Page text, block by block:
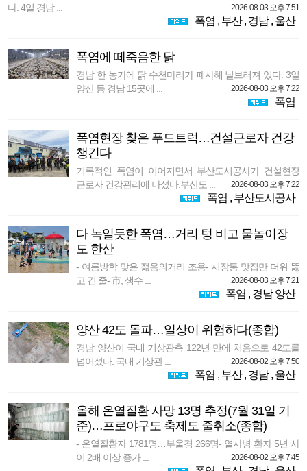
다. 4일 경남 ...
2026-08-03 오후 7:51
폭염 , 부산, 경남, 울산
폭염에 떼죽음한 닭
경남 한 농가에 닭 수천마리가 폐사해 널브러져 있다. 3일
양산 등 경남 15곳에 ...
2026-08-03 오후 7:22
폭염
폭염현장 찾은 푸드트럭…건설근로자 건강
챙긴다
기록적인 폭염이 이어지면서 부산도시공사가 건설현장
근로자 건강관리에 나섰다.부산도 ...
2026-08-03 오후 7:22
폭염 , 부산도시공사
다 녹일듯한 폭염…거리 텅 비고 물놀이장
도 한산
- 여름방학 맞은 젊음의거리 조용- 시장통 맛집만 더위 뚫
고 긴 줄- 市, 생수 ...
2026-08-03 오후 7:21
폭염 , 경남 양산
양산 42도 돌파…일상이 위험하다(종합)
경남 양산이 국내 기상관측 122년 만에 처음으로 42도를
넘어섰다. 국내 기상관 ...
2026-08-02 오후 7:50
폭염 , 부산, 경남, 울산
올해 온열질환 사망 13명 추정(7월 31일 기
준)…프로야구도 축제도 줄취소(종합)
- 온열질환자 1781명…부울경 266명- 열사병 환자 5년 사
이 2배 이상 증가 ...
2026-08-02 오후 7:45